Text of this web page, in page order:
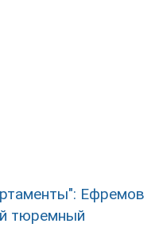
Ефремов
тюремный